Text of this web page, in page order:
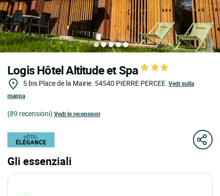
Logis Hôtel Altitude et Spa
5 bis Place de la Mairie. 54540 PIERRE PERCEE Vedi sulla
mappa
(89 recensioni) Vedi le recensioni
Gli essenziali